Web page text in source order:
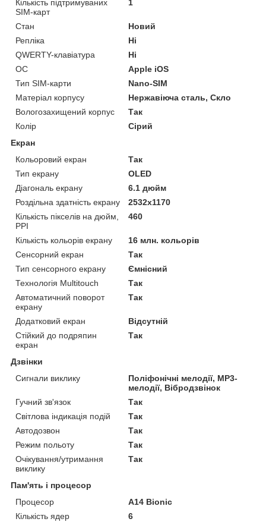
Кількість підтримуваних
SIM-карт
1
Стан
Новий
Репліка
Ні
QWERTY-клавіатура
Ні
ОС
Apple iOS
Тип SIM-карти
Nano-SIM
Матеріал корпусу
Нержавіюча сталь, Скло
Вологозахищений корпус
Так
Колір
Сірий
Екран
Кольоровий екран
Так
Тип екрану
OLED
Діагональ екрану
6.1 дюйм
Роздільна здатність екрану
2532x1170
Кількість пікселів на дюйм,
PPI
460
Кількість кольорів екрану
16 млн. кольорів
Сенсорний екран
Так
Тип сенсорного екрану
Ємнісний
Технологія Multitouch
Так
Автоматичний поворот
екрану
Так
Додатковий екран
Відсутній
Стійкий до подряпин
екран
Так
Дзвінки
Сигнали виклику
Поліфонічні мелодії, MP3-
мелодії, Вібродзвінок
Гучний зв'язок
Так
Світлова індикація подій
Так
Автодозвон
Так
Режим польоту
Так
Очікування/утримання
виклику
Так
Пам'ять і процесор
Процесор
A14 Bionic
Кількість ядер
6